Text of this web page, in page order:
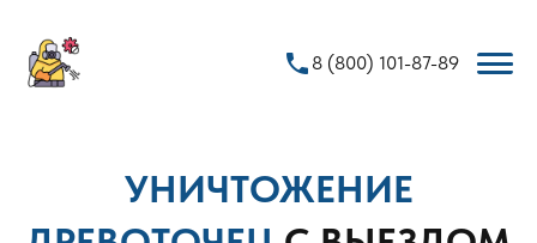
phone 8 (800) 101-87-89
УНИЧТОЖЕНИЕ